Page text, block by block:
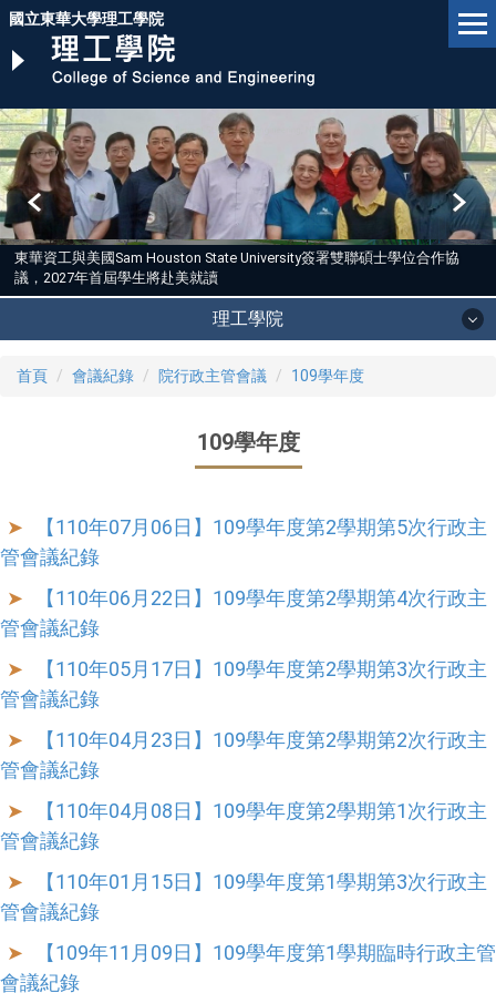
跳
主
內
容
區
國立東華大學理工學院
東華資工與美國Sam Houston State University簽署雙聯碩士學位合作協
議，2027年首屆學生將赴美就讀
理工學院
首頁 會議紀錄 院行政主管會議 109學年度
109學年度
【110年07月06日】109學年度第2學期第5次行政主
管會議紀錄
【110年06月22日】109學年度第2學期第4次行政主
管會議紀錄
【110年05月17日】109學年度第2學期第3次行政主
管會議紀錄
【110年04月23日】109學年度第2學期第2次行政主
管會議紀錄
【110年04月08日】109學年度第2學期第1次行政主
管會議紀錄
【110年01月15日】109學年度第1學期第3次行政主
管會議紀錄
【109年11月09日】109學年度第1學期臨時行政主管
會議紀錄